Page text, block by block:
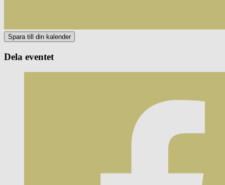
Dela eventet